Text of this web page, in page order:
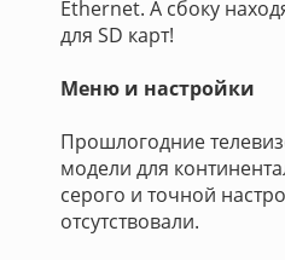
Ethernet. А сбоку
для SD карт!
Меню и настройки
Прошлогодние
модели для
серого и точной
отсутствовали.